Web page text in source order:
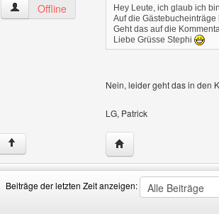
modellkirmesbilder Benutzer-Profile anzeigen
Offline
Hey Leute, ich glaub ich
Auf die
Geht das auf die
Liebe Grüsse Stephi
Nein, leider geht das in den
LG, Patrick
↑ Website dieses
Beiträge der letzten Zeit anzeigen: